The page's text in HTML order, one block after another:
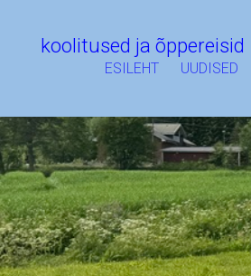
koolitused ja õppereisid
ESILEHT UUDISED